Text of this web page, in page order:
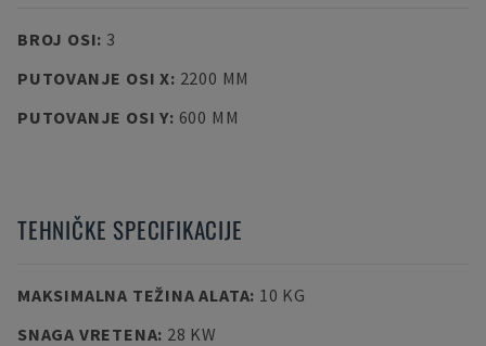
BROJ OSI: 3
PUTOVANJE OSI X: 2200 MM
PUTOVANJE OSI Y: 600 MM
TEHNIČKE SPECIFIKACIJE
MAKSIMALNA TEŽINA ALATA: 10 KG
SNAGA VRETENA: 28 KW